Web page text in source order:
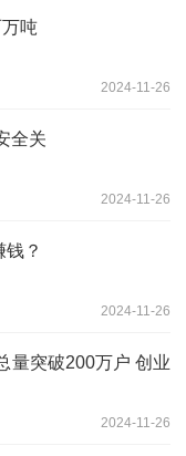
吨
2024-11-26
全关
2024-11-26
？
2024-11-26
量突破200万户 创业
2024-11-26